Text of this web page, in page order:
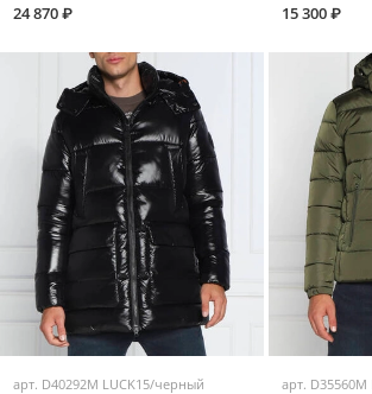
24 870 ₽ 15 300 ₽
арт. D40292M LUCK15/черный арт. D35560M